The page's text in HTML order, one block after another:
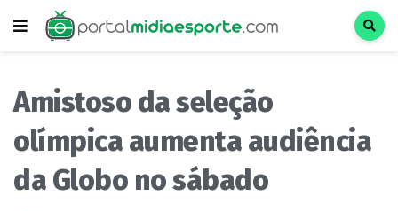
Amistoso da seleção
olímpica aumenta audiência
da Globo no sábado